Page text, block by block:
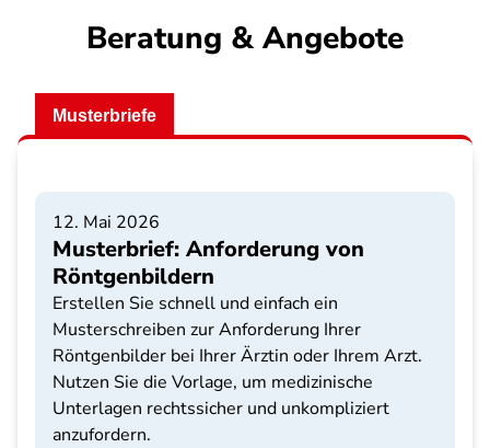
Beratung & Angebote
Musterbriefe
12. Mai 2026
Musterbrief: Anforderung von
Röntgenbildern
Erstellen Sie schnell und einfach ein
Musterschreiben zur Anforderung Ihrer
Röntgenbilder bei Ihrer Ärztin oder Ihrem Arzt.
Nutzen Sie die Vorlage, um medizinische
Unterlagen rechtssicher und unkompliziert
anzufordern.